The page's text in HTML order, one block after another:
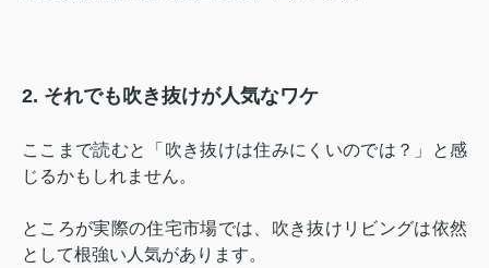
2. それでも吹き抜けが人気なワケ
ここまで読むと「吹き抜けは住みにくいのでは？」と感
じるかもしれません。
ところが実際の住宅市場では、吹き抜けリビングは依然
として根強い人気があります。